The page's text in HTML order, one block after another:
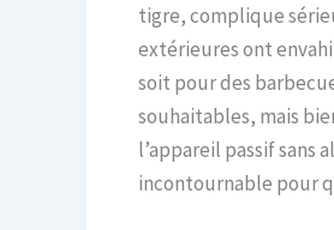
tigre, complique
extérieures ont
soit pour des
souhaitables, mais
l’appareil passif
incontournable pour